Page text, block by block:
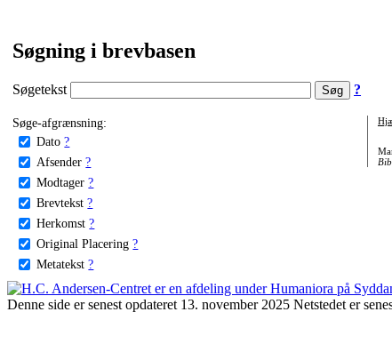
Søgning i brevbasen
Søgetekst ?
Søge-afgrænsning:
Dato ?
Afsender ?
Modtager ?
Brevtekst ?
Herkomst ?
Original Placering ?
Metatekst ?
Denne side er senest opdateret 13. november 2025 Netstedet er